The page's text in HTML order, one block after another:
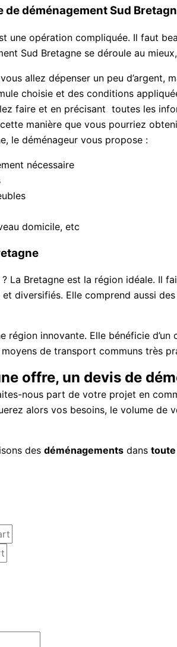
déménagement Sud
une opération compliquée. Il faut
Sud Bretagne se déroule au
allez dépenser un peu
choisie et des conditions
faire et en précisant toutes les
manière que vous pourriez
le déménageur vous propose :
nécessaire
domicile, etc
La Bretagne est la région idéale. Il
diversifiés. Elle comprend aussi
région innovante. Elle bénéficie
de transport communs très
offre, un devis de
nous part de votre projet en
alors vos besoins, le volume
des déménagements dans toute